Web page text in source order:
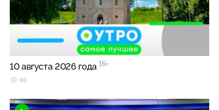
10 августа 2026 года 16+
91